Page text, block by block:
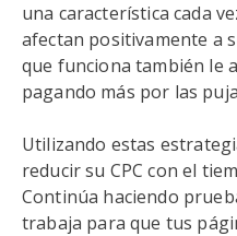
una característica cada
afectan positivamente a
que funciona también le
pagando más por las
Utilizando estas
reducir su CPC con el
Continúa haciendo
trabaja para que tus